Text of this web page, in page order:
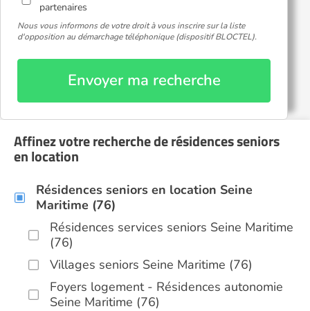
partenaires
Nous vous informons de votre droit à vous inscrire sur la liste
d'opposition au démarchage téléphonique (dispositif BLOCTEL).
Envoyer ma recherche
Affinez votre recherche de résidences seniors
en location
Résidences seniors en location Seine
Maritime (76)
Résidences services seniors Seine Maritime
(76)
Villages seniors Seine Maritime (76)
Foyers logement - Résidences autonomie
Seine Maritime (76)